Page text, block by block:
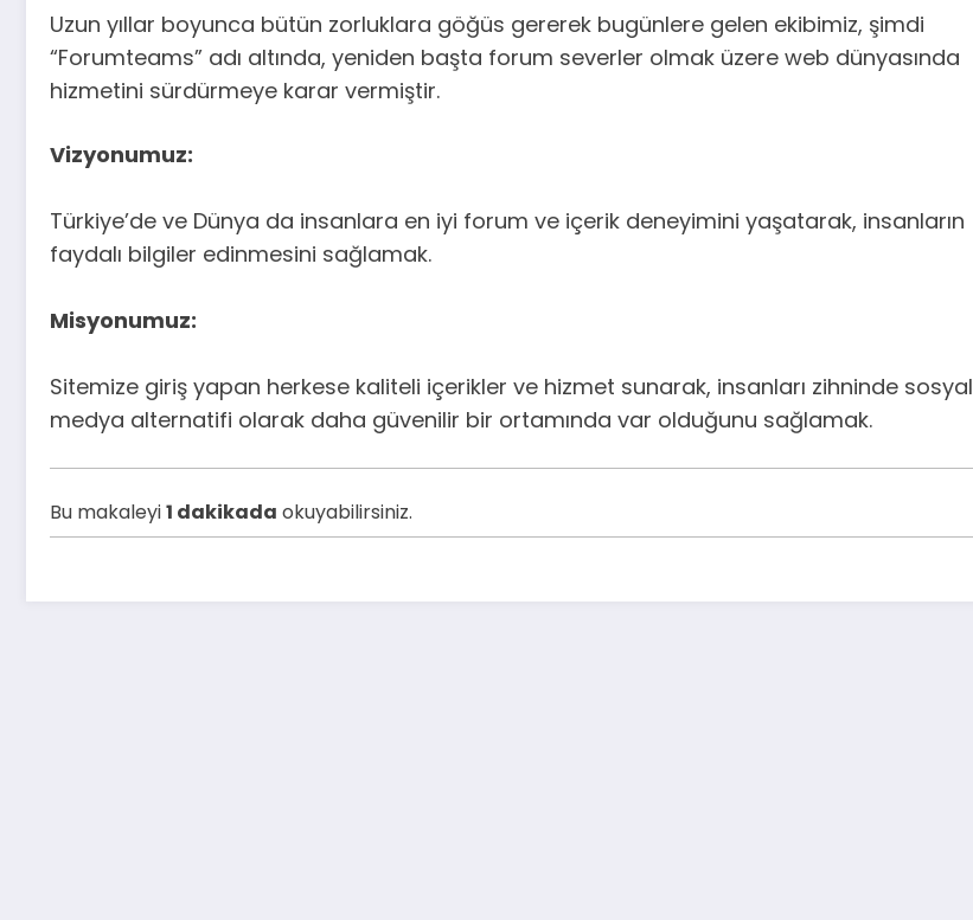
Uzun yıllar boyunca bütün zorluklara göğüs gererek bugünlere gelen ekibimiz, şimdi
“Forumteams” adı altında, yeniden başta forum severler olmak üzere web dünyasında
hizmetini sürdürmeye karar vermiştir.
Vizyonumuz:
Türkiye’de ve Dünya da insanlara en iyi forum ve içerik deneyimini yaşatarak, insanların
faydalı bilgiler edinmesini sağlamak.
Misyonumuz:
Sitemize giriş yapan herkese kaliteli içerikler ve hizmet sunarak, insanları zihninde sosyal
medya alternatifi olarak daha güvenilir bir ortamında var olduğunu sağlamak.
Bu makaleyi1 dakikada okuyabilirsiniz.